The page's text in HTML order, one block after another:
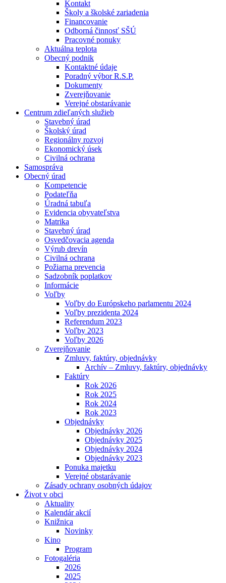
Kontakt
Školy a školské zariadenia
Financovanie
Odborná činnosť SŠÚ
Pracovné ponuky
Aktuálna teplota
Obecný podnik
Kontaktné údaje
Poradný výbor R.S.P.
Dokumenty
Zverejňovanie
Verejné obstarávanie
Centrum zdieľaných služieb
Stavebný úrad
Školský úrad
Regionálny rozvoj
Ekonomický úsek
Civilná ochrana
Samospráva
Obecný úrad
Kompetencie
Podateľňa
Úradná tabuľa
Evidencia obyvateľstva
Matrika
Stavebný úrad
Osvedčovacia agenda
Výrub drevín
Civilná ochrana
Požiarna prevencia
Sadzobník poplatkov
Informácie
Voľby
Voľby do Európskeho parlamentu 2024
Voľby prezidenta 2024
Referendum 2023
Voľby 2023
Voľby 2026
Zverejňovanie
Zmluvy, faktúry, objednávky
Archív – Zmluvy, faktúry, objednávky
Faktúry
Rok 2026
Rok 2025
Rok 2024
Rok 2023
Objednávky
Objednávky 2026
Objednávky 2025
Objednávky 2024
Objednávky 2023
Ponuka majetku
Verejné obstarávanie
Zásady ochrany osobných údajov
Život v obci
Aktuality
Kalendár akcií
Knižnica
Novinky
Kino
Program
Fotogaléria
2026
2025